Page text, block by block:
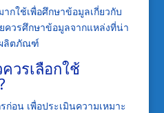
กใช้เพื่อศึกษาข้อมูลเกี่ยวกับ
ควรศึกษาข้อมูลจากแหล่งที่น่า
ผลิตภัณฑ์
วรเลือกใช้
อน เพื่อประเมินความเหมาะ